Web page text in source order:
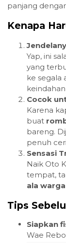
panjang
Kenapa
Yap, ini
yang
ke segala
Cocok
Karena
buat
bareng.
penuh
Sensasi
Naik Oto
tempat,
ala
Tips
Siapkan
Wae